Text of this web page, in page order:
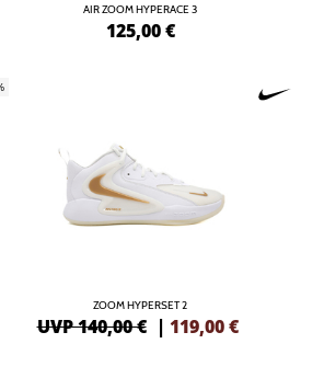
AIR ZOOM HYPERACE 3
125,00 €
ZOOM HYPERSET 2
UVP 140,00 € | 119,00 €